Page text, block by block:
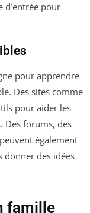
d’entrée pour
pour apprendre
Des sites comme
pour aider les
Des forums, des
également
donner des idées
famille